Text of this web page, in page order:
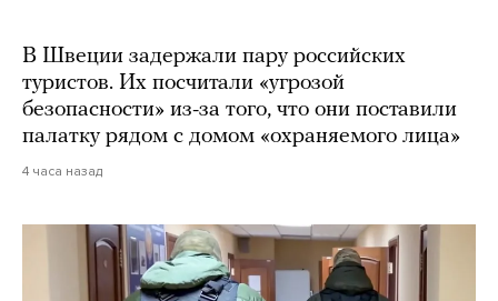
В Швеции задержали пару российских
туристов. Их посчитали «угрозой
безопасности» из-за того, что они поставили
палатку рядом с домом «охраняемого лица»
4 часа назад